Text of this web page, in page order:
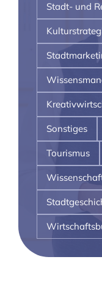
Stadt- und
Sonstiges
Tourismus